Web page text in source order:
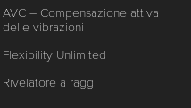
AVC – Compensazione attiva
delle vibrazioni
Flexibility Unlimited
Rivelatore a raggi